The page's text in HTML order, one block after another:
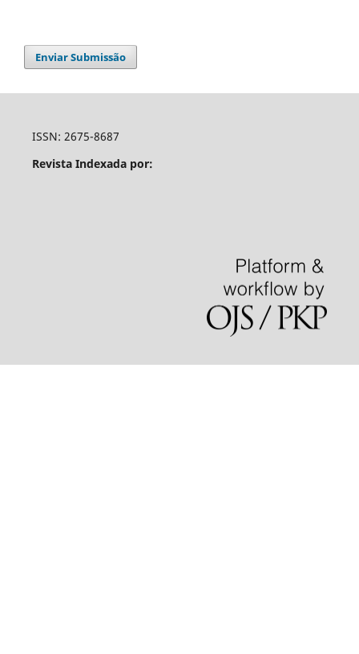
Enviar Submissão
ISSN: 2675-8687
Revista Indexada por: